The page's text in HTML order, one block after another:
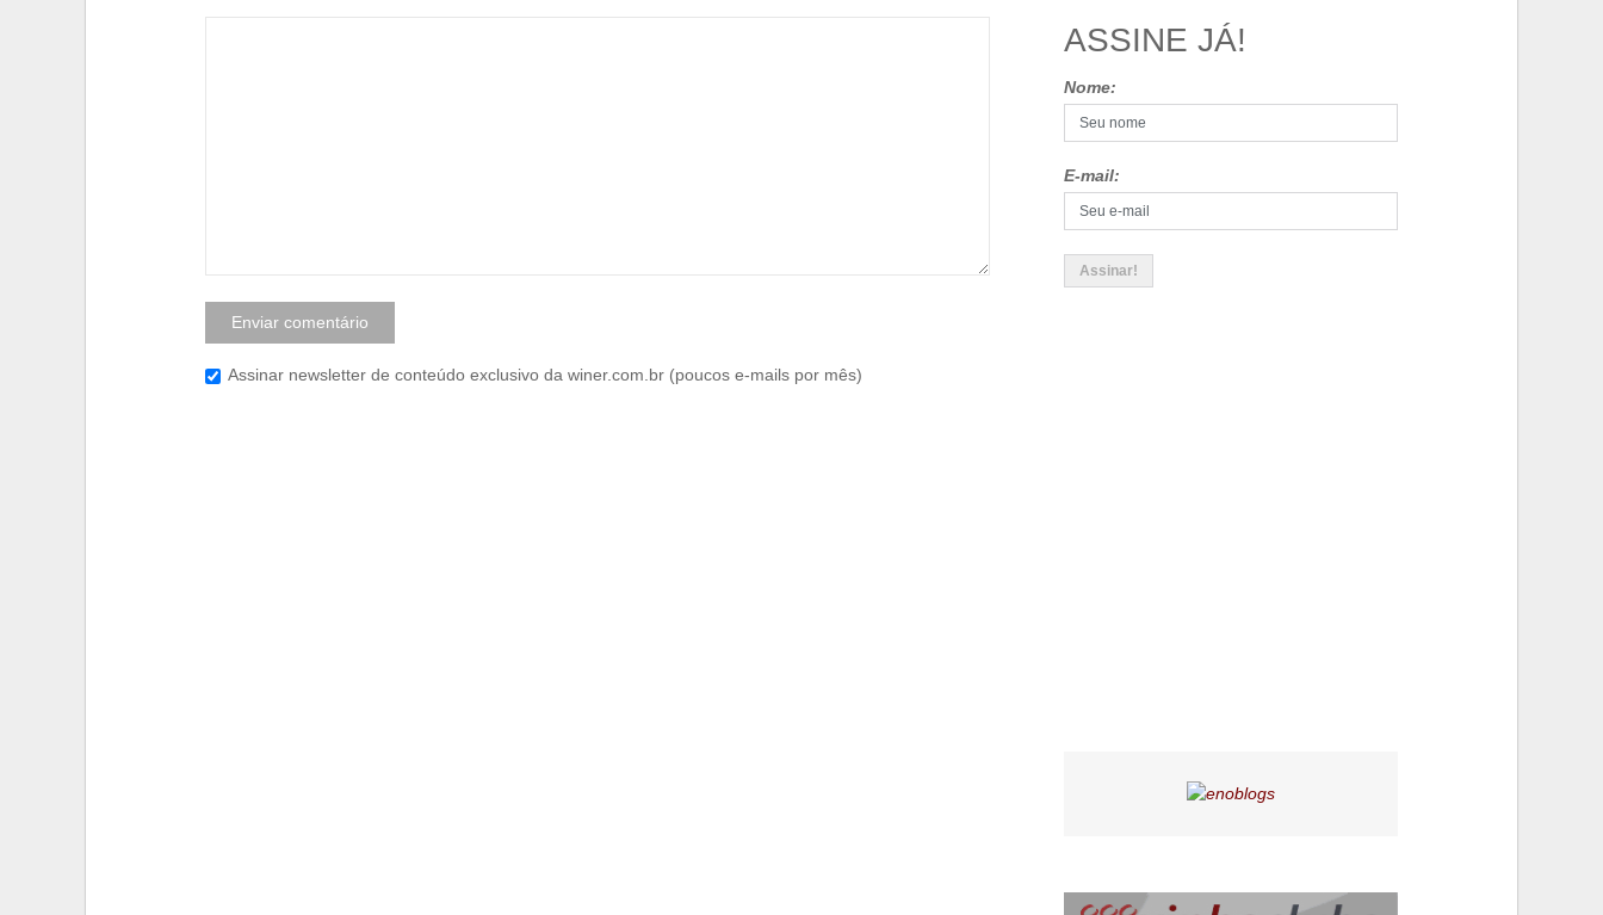
Assinar newsletter de conteúdo exclusivo da winer.com.br (poucos e-mails por mês)
ASSINE JÁ!
Nome:
E-mail: